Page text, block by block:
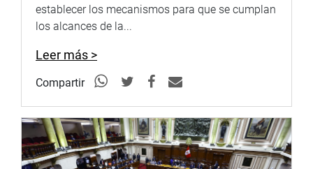
mecanismos previstos en la ley, como el de la
conciliación, que, si bien no es obligatoria, podríamos
juicio. Otra alternativa, dijo, sería el arbitraje.
La sesión extraordinaria contó con la intervención de los
Atanacio (BMCN).
El ministro estuvo acompañado por la directora general
de Asuntos Criminológicos del Ministerio de Justicia y
establecer los mecanismos para que se cumplan
los alcances de la...
Leer más >
Compartir